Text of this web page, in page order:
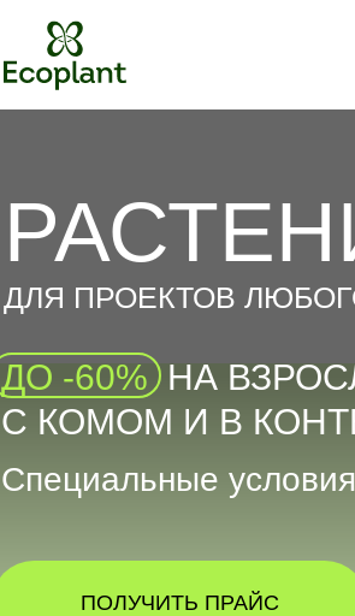
ПОЛУЧИТЬ ПРАЙС
ДЛЯ ПРОЕКТОВ
ДО -60%НА
С КОМОМ И В
Специальные